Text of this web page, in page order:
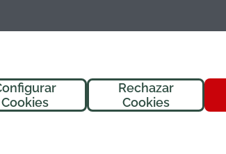
Rechazar
Cookies
Cookies
¡Hola! Soy
, tu
FREMAP. ¿En qué
hoy?